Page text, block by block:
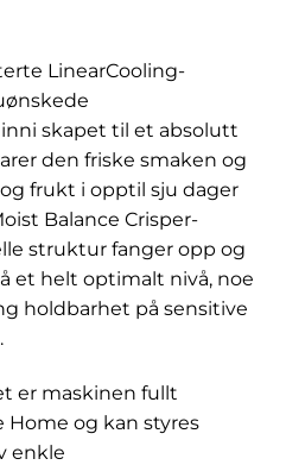
LinearCooling-
skapet til et absolutt
den friske smaken og
frukt i opptil sju dager
Balance Crisper-
struktur fanger opp og
et helt optimalt nivå, noe
holdbarhet på sensitive
er maskinen fullt
og kan styres
enkle